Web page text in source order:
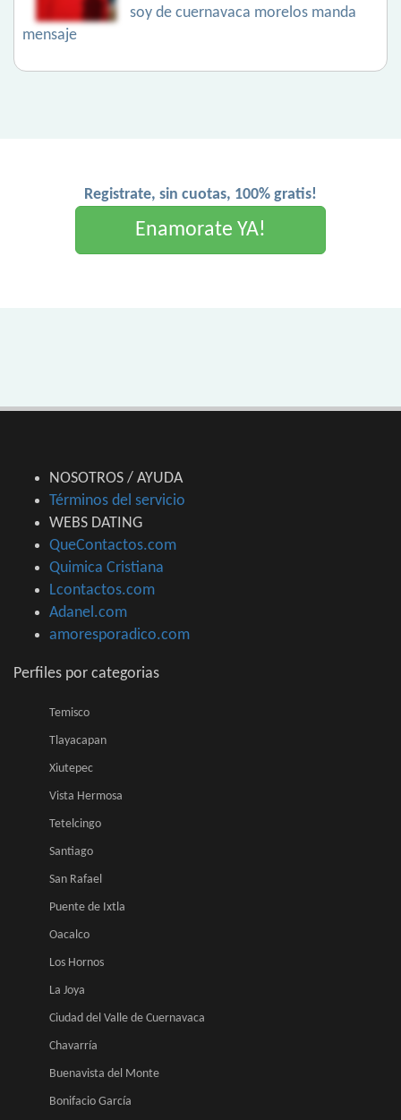
soy de cuernavaca morelos manda
mensaje
Registrate, sin cuotas, 100% gratis!
Enamorate YA!
NOSOTROS / AYUDA
Términos del servicio
WEBS DATING
QueContactos.com
Quimica Cristiana
Lcontactos.com
Adanel.com
amoresporadico.com
Perfiles por categorias
Temisco
Tlayacapan
Xiutepec
Vista Hermosa
Tetelcingo
Santiago
San Rafael
Puente de Ixtla
Oacalco
Los Hornos
La Joya
Ciudad del Valle de Cuernavaca
Chavarría
Buenavista del Monte
Bonifacio García